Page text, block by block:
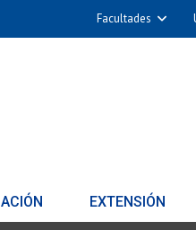
Facultades
EXTENSIÓN